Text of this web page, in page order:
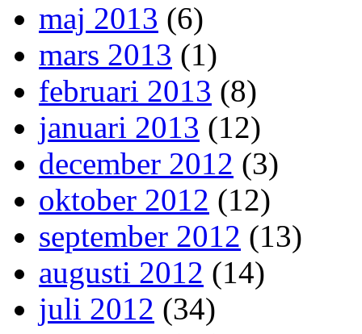
maj 2013 (6)
mars 2013 (1)
februari 2013 (8)
januari 2013 (12)
december 2012 (3)
oktober 2012 (12)
september 2012 (13)
augusti 2012 (14)
juli 2012 (34)